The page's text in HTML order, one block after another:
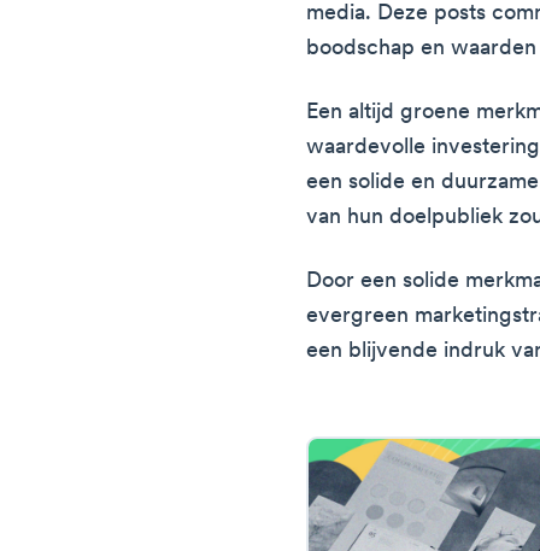
media. Deze posts
boodschap en
Een altijd groene
waardevolle
een solide en
van hun doelpubliek
Door een solide
evergreen
een blijvende indruk